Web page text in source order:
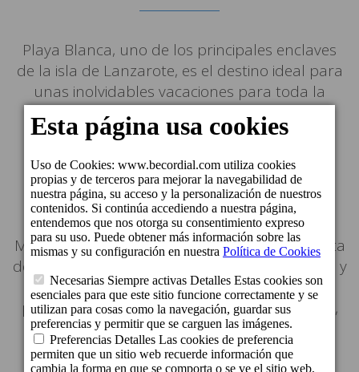
Playa Blanca, uno de los principales enclaves
de la isla de Lanzarote, es el destino ideal para
unas inolvidables vacaciones para toda la
familia, en pareja o con amigos.
Situado en el municipio de Yaiza, al sur de
Lanzarote, justo enfrente de Fuerteventura,
Playa Blanca se caracteriza por sus cálidas
temperaturas durante todo el año. Le
recomendamos visitar su puerto deportivo
Marina Rubicón y disfrutar de su variada oferta
de entretenimiento con amplia zona comercial y
de ocio, de sus preciosas calas e increíbles
playas de arena clara, como la Playa Dorada,
Playa de Papagayo o Playa de las Coloradas,
que contrastan con el color rojizo de las